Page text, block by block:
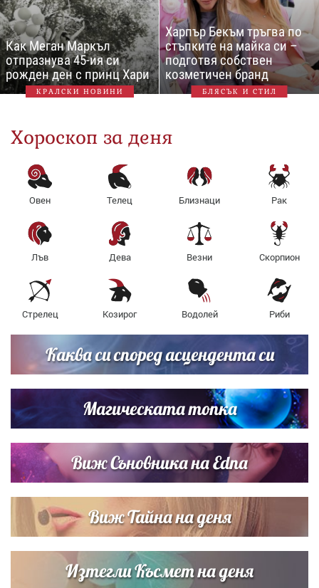
Как Меган Маркъл
отпразнува 45-ия си
рожден ден с принц Хари
КРАЛСКИ НОВИНИ
Харпър Бекъм тръгва по
стъпките на майка си –
подготвя собствен
козметичен бранд
БЛЯСЪК И СТИЛ
Хороскоп за деня
Овен Телец Близнаци Рак
Лъв Дева Везни Скорпион
Стрелец Козирог Водолей Риби
Каква си според асцендента си
Магическата топка
Виж Съновника на Edna
Виж Тайна на деня
Изтегли Късмет на деня